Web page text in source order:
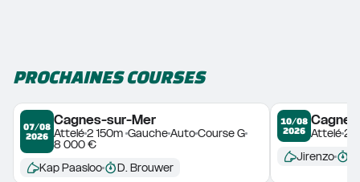
PROCHAINES COURSES
07/08
2026
Cagnes-sur-Mer
Attelé2 150m GaucheAutoCourse G
8 000 €
Kap Paasloo
D. Brouwer
10/08
2026 Attelé2
Jirenzo